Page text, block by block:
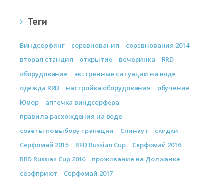
Теги
Виндсерфинг соревнования
соревнования 2014
вторая станция
открытие вечеринка
RRD
оборудование
экстренные ситуации на воде
одежда RRD
настройка оборудования
обучение
Юмор
аптечка виндсерфера
правила расхождения на воде
советы по выбору трапеции
Спинаут
скидки
Серфомай 2015
RRD Russian Cup
Серфомай 2016
RRD Russian Cup 2016
проживание на Должанке
серфприют
Серфомай 2017